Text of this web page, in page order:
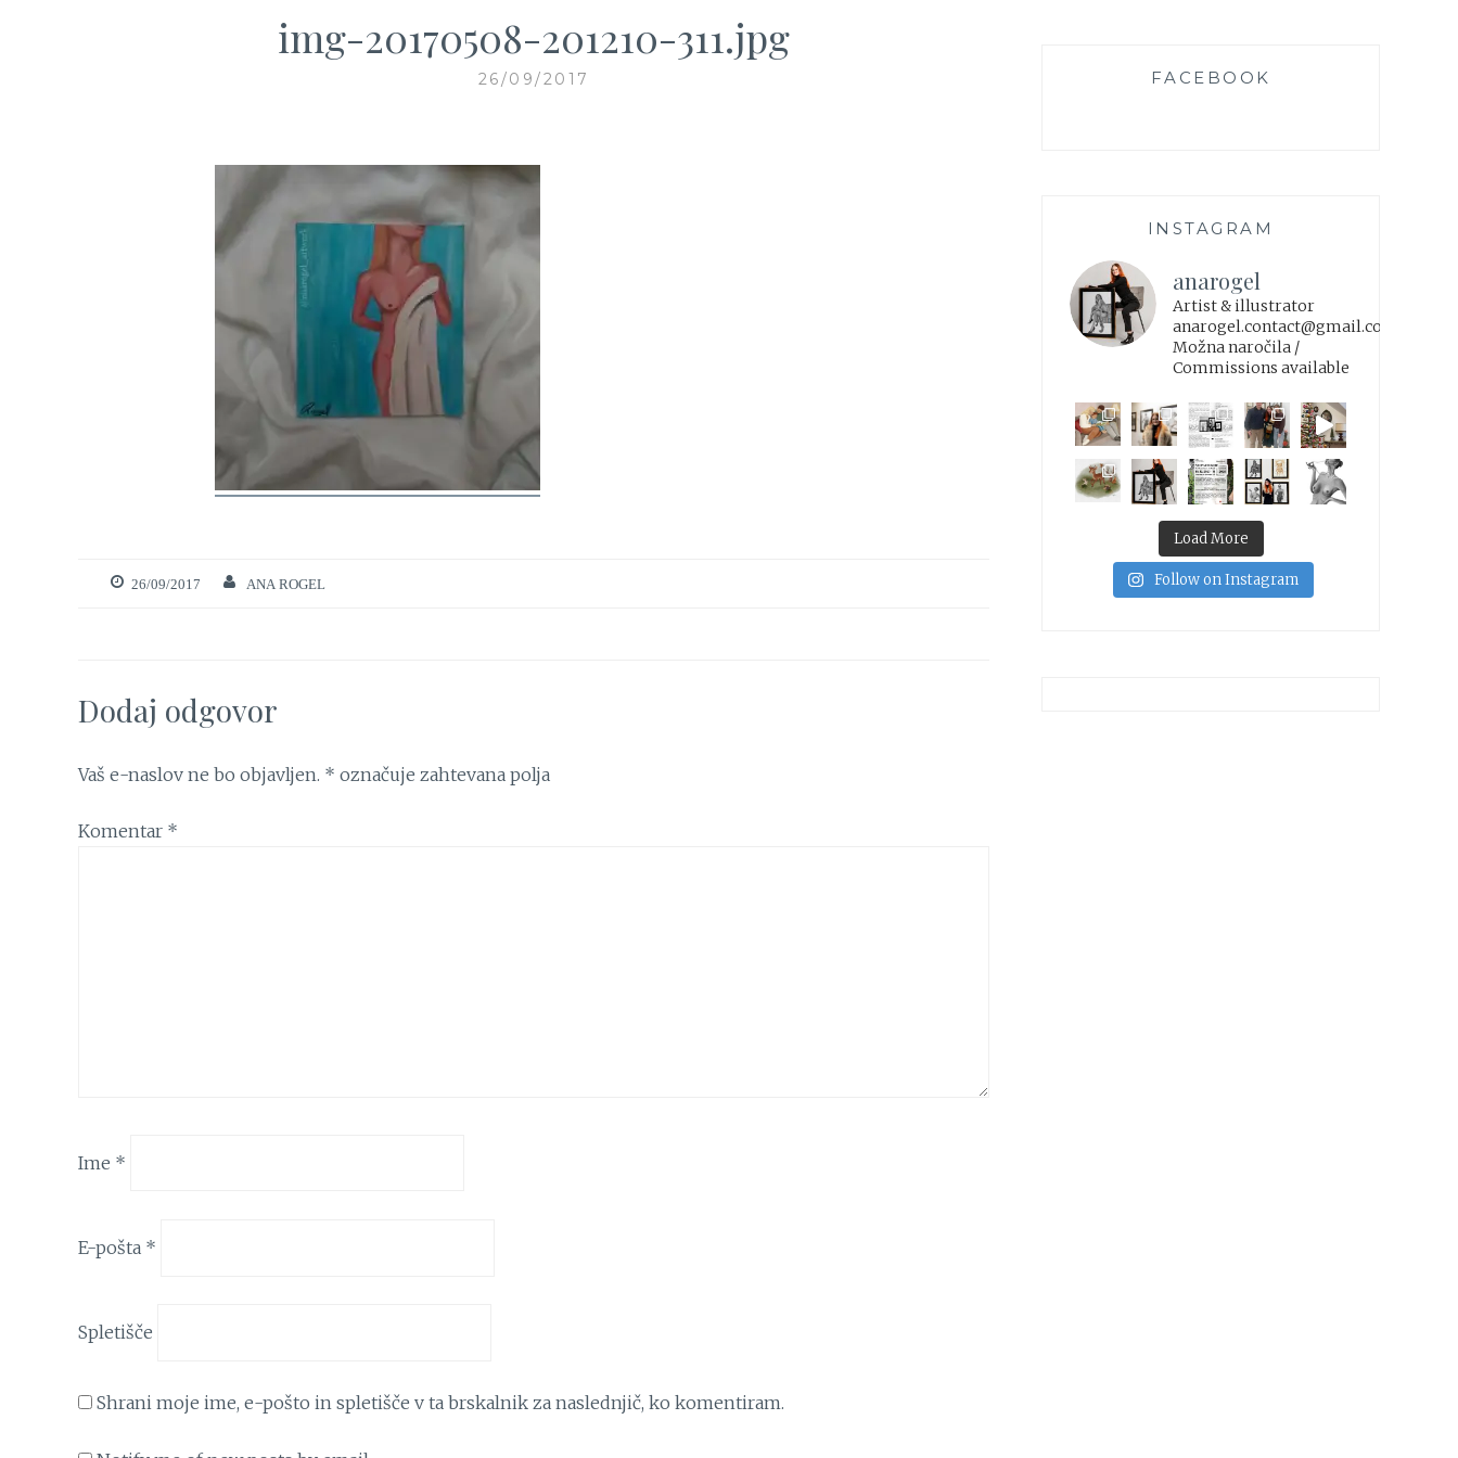
img-20170508-201210-311.jpg
26/09/2017
26/09/2017 ANA ROGEL
Dodaj odgovor
Vaš e-naslov ne bo objavljen. * označuje zahtevana polja
Komentar *
Ime *
E-pošta *
Spletišče
Shrani moje ime, e-pošto in spletišče v ta brskalnik za naslednjič, ko komentiram.
FACEBOOK
INSTAGRAM
anarogel
Artist & illustrator
anarogel.contact@gmail.com
Možna naročila /
Commissions available
Load More
Follow on Instagram